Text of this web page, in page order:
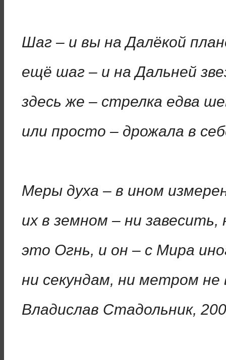
Шаг – и вы на Далёкой
ещё шаг – и на Дальней
здесь же – стрелка едва
или просто – дрожала в
Меры духа – в ином
их в земном – ни завесить,
это Огнь, и он – с Мира
ни секундам, ни метром
Владислав Стадольник,